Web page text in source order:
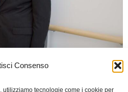
Consenso
utilizziamo tecnologie come i cookie per
0
Il dialogo ripercorre i principali